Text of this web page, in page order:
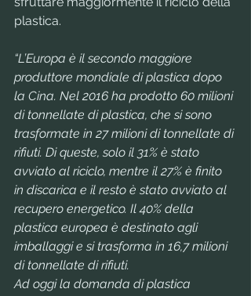
plastica.
“L’Europa è il secondo maggiore
produttore mondiale di plastica dopo
la Cina. Nel 2016 ha prodotto 60 milioni
di tonnellate di plastica, che si sono
trasformate in 27 milioni di tonnellate di
rifiuti. Di queste, solo il 31% è stato
avviato al riciclo, mentre il 27% è finito
in discarica e il resto è stato avviato al
recupero energetico. Il 40% della
plastica europea è destinato agli
imballaggi e si trasforma in 16,7 milioni
di tonnellate di rifiuti.
Ad oggi la domanda di plastica